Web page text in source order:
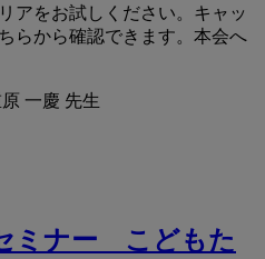
アをお試しください。キャッ
らから確認できます。本会へ
一慶 先生
ミナー こどもた